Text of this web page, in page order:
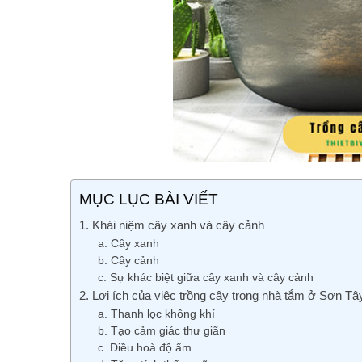
MỤC LỤC BÀI VIẾT
1. Khái niệm cây xanh và cây cảnh
a. Cây xanh
b. Cây cảnh
c. Sự khác biệt giữa cây xanh và cây cảnh
2. Lợi ích của việc trồng cây trong nhà tắm ở Sơn
a. Thanh lọc không khí
b. Tạo cảm giác thư giãn
c. Điều hoà độ ẩm